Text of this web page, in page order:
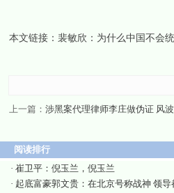
本文链接： 裴敏欣：为什么中国不会
上一篇： 涉黑案代理律师李庄做伪证 风
阅读排行
· 崔卫平：倪玉兰，倪玉兰
· 起底富豪郭文贵：在北京号称战神 领导